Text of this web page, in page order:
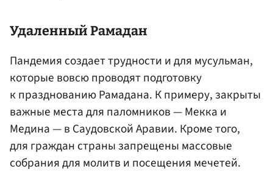
Удаленный Рамадан
Пандемия создает трудности и для мусульман,
которые вовсю проводят подготовку
к празднованию Рамадана. К примеру, закрыты
важные места для паломников — Мекка и
Медина — в Саудовской Аравии. Кроме того,
для граждан страны запрещены массовые
собрания для молитв и посещения мечетей.